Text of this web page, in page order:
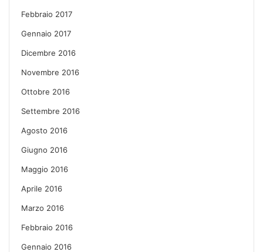
Febbraio 2017
Gennaio 2017
Dicembre 2016
Novembre 2016
Ottobre 2016
Settembre 2016
Agosto 2016
Giugno 2016
Maggio 2016
Aprile 2016
Marzo 2016
Febbraio 2016
Gennaio 2016